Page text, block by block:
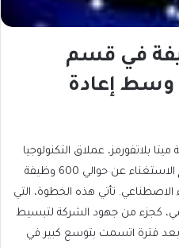
600 وظيفة في قسم
وسط إعادة
بلاتفورمز، عملاق التكنولوجيا
المالكة لفيسبوك وإنستغرام، تعتزم الاستغناء عن حوالي 600 وظيفة
تأتي هذه الخطوة، التي
كجزء من جهود الشركة لتبسيط
بعد فترة اتسمت بتوسع كبير في